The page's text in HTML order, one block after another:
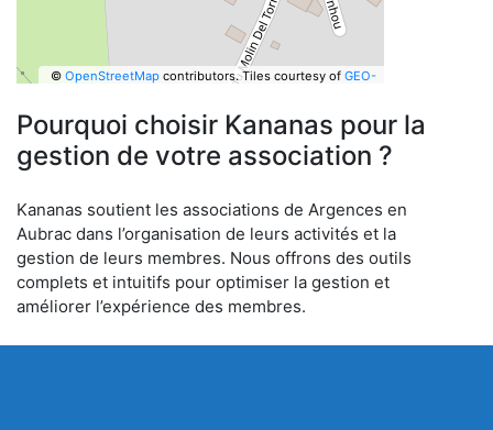
© OpenStreetMapcontributors. Tiles courtesy of GEO-
Pourquoi choisir Kananas pour la
gestion de votre association ?
Kananas soutient les associations de Argences en
Aubrac dans l’organisation de leurs activités et la
gestion de leurs membres. Nous offrons des outils
complets et intuitifs pour optimiser la gestion et
améliorer l’expérience des membres.